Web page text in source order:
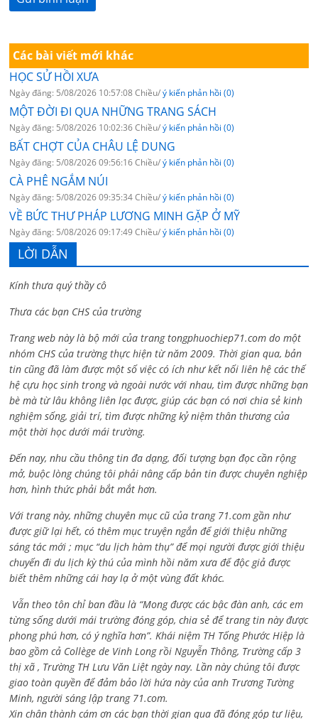
Các bài viết mới khác
HỌC SỬ HỒI XƯA
Ngày đăng: 5/08/2026 10:57:08 Chiều/ý kiến phản hồi (0)
MỘT ĐỜI ĐI QUA NHỮNG TRANG SÁCH
Ngày đăng: 5/08/2026 10:02:36 Chiều/ý kiến phản hồi (0)
BẤT CHỢT CỦA CHÂU LỆ DUNG
Ngày đăng: 5/08/2026 09:56:16 Chiều/ý kiến phản hồi (0)
CÀ PHÊ NGẮM NÚI
Ngày đăng: 5/08/2026 09:35:34 Chiều/ý kiến phản hồi (0)
VỀ BỨC THƯ PHÁP LƯƠNG MINH GẶP Ở MỸ
Ngày đăng: 5/08/2026 09:17:49 Chiều/ý kiến phản hồi (0)
LỜI DẪN
Kính thưa quý thầy cô
Thưa các bạn CHS của trường
Trang web này là bộ mới của trang tongphuochiep71.com do một
nhóm CHS của trường thực hiện từ năm 2009. Thời gian qua, bản
tin cũng đã làm được một số việc có ích như kết nối liên hệ các thế
hệ cựu học sinh trong và ngoài nước với nhau, tìm được những bạn
bè mà từ lâu không liên lạc được, giúp các bạn có nơi chia sẻ kinh
nghiệm sống, giải trí, tìm được những kỷ niệm thân thương của
một thời học dưới mái trường.
Đến nay, nhu cầu thông tin đa dạng, đối tượng bạn đọc cần rộng
mở, buộc lòng chúng tôi phải nâng cấp bản tin được chuyên nghiệp
hơn, hình thức phải bắt mắt hơn.
Với trang này, những chuyên mục cũ của trang 71.com gần như
được giữ lại hết, có thêm mục truyện ngắn để giới thiệu những
sáng tác mới ; mục “du lịch hàm thụ” để mọi người được giới thiệu
chuyến đi du lịch kỳ thú của mình hồi năm xưa để độc giả được
biết thêm những cái hay lạ ở một vùng đất khác.
Vẫn theo tôn chỉ ban đầu là “Mong được các bậc đàn anh, các em
từng sống dưới mái trường đóng góp, chia sẻ để trang tin này được
phong phú hơn, có ý nghĩa hơn”. Khái niệm TH Tống Phước Hiệp là
bao gồm cả Collège de Vinh Long rồi Nguyễn Thông, Trường cấp 3
thị xã , Trường TH Lưu Văn Liệt ngày nay. Lần này chúng tôi được
giao toàn quyền để đảm bảo lời hứa này của anh Trương Tường
Minh, người sáng lập trang 71.com.
Xin chân thành cám ơn các bạn thời gian qua đã đóng góp tư liệu,